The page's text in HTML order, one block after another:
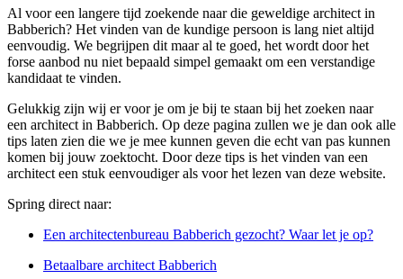
Al voor een langere tijd zoekende naar die geweldige architect in
Babberich? Het vinden van de kundige persoon is lang niet altijd
eenvoudig. We begrijpen dit maar al te goed, het wordt door het
forse aanbod nu niet bepaald simpel gemaakt om een verstandige
kandidaat te vinden.
Gelukkig zijn wij er voor je om je bij te staan bij het zoeken naar
een architect in Babberich. Op deze pagina zullen we je dan ook alle
tips laten zien die we je mee kunnen geven die echt van pas kunnen
komen bij jouw zoektocht. Door deze tips is het vinden van een
architect een stuk eenvoudiger als voor het lezen van deze website.
Spring direct naar:
Een architectenbureau Babberich gezocht? Waar let je op?
Betaalbare architect Babberich